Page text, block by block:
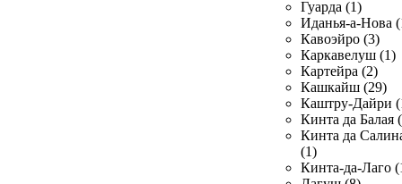
Гуарда (1)
Иданья-а-Нова
Кавоэйро (3)
Каркавелуш (1)
Картейра (2)
Кашкайш (29)
Каштру-Дайри
Кинта да Балая
Кинта да
(1)
Кинта-да-Лаго